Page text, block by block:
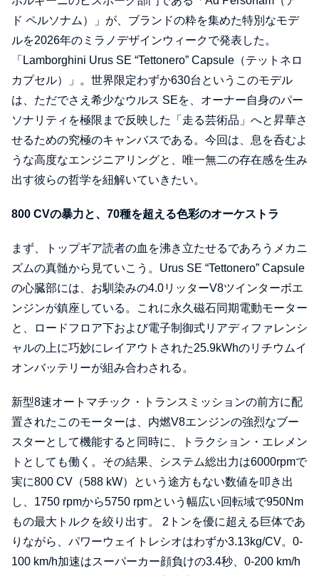
ド ペルソナム）」が、ブランドの粋を集めた特別なモデ
ルを2026年のミラノデザインウィークで発表した。
「Lamborghini Urus SE “Tettonero” Capsule（テットネロ
カプセル）」。世界限定わずか630台というこのモデル
は、ただでさえ希少なウルス SEを、オーナー自身のパー
ソナリティを極限まで反映した「走る芸術品」へと昇華さ
せるための究極のキャンバスである。今回は、息を呑むよ
うな高度なエンジニアリングと、唯一無二の存在感を生み
出す彼らの哲学を紐解いていきたい。
800 CVの暴力と、70種を超える色彩のオーケストラ
まず、トップギア読者の血を沸き立たせるであろうメカニ
ズムの真髄から見ていこう。Urus SE “Tettonero” Capsule
の心臓部には、お馴染みの4.0リッターV8ツインターボエ
ンジンが鎮座している。これに永久磁石同期電動モーター
と、ロードフロア下および電子制御式リアディファレンシ
ャルの上に巧妙にレイアウトされた25.9kWhのリチウムイ
オンバッテリーが組み合わされる。
新型8速オートマチック・トランスミッションの前方に配
置されたこのモーターは、内燃V8エンジンの強烈なブー
スターとして機能すると同時に、トラクション・エレメン
トとしても働く。その結果、システム総出力は6000rpmで
実に800 CV（588 kW）という途方もない数値を叩き出
し、1750 rpmから5750 rpmという幅広い回転域で950Nm
もの最大トルクを絞り出す。 2トンを優に超える巨体であ
りながら、パワーウェイトレシオはわずか3.13kg/CV。0-
100 km/h加速はスーパーカー顔負けの3.4秒、0-200 km/h